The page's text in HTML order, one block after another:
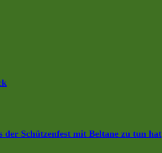
der Schützenfest mit Beltane zu tun hat